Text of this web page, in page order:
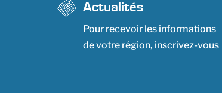
Actualités
Pour recevoir les informations
de votre région, inscrivez-vous